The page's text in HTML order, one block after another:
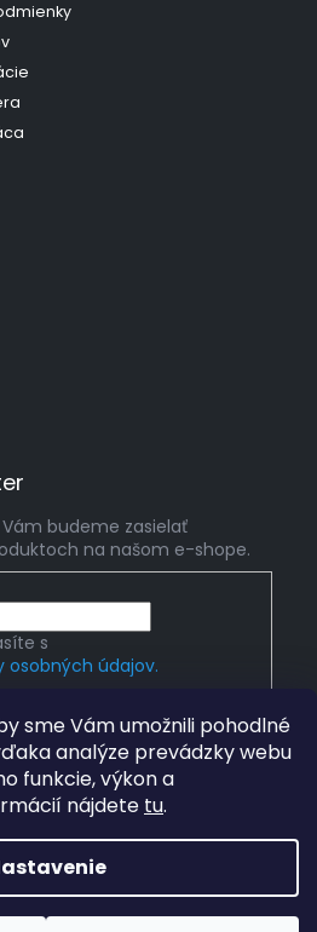
sme Vám umožnili pohodlné
analýze prevádzky webu
funkcie, výkon a
nájdete tu.
budeme zasielať
na našom e-shope.
s
osobných údajov.
vedec.sk
. Všetky práva
nastavenie cookies
na Shoptet implementoval
atechka s.r.o.